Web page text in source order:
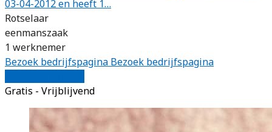
03-04-2012 en heeft 1…
Rotselaar
eenmanszaak
1 werknemer
Bezoek bedrijfspagina Bezoek bedrijfspagina
Gratis - Vrijblijvend